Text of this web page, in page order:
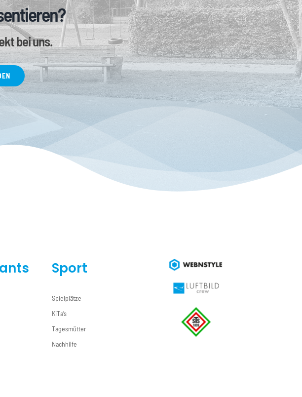
bei uns.
Sport
Spielplätze
KiTa’s
Tagesmütter
Nachhilfe